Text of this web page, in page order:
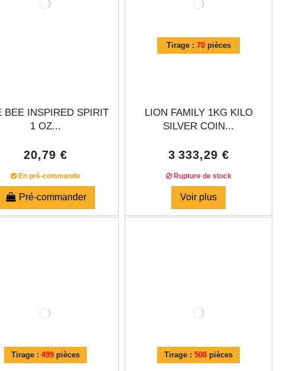
BEE INSPIRED SPIRIT
1 OZ...
20,79 €
En pré-commande
Pré-commander
Tirage : 70pièces
LION FAMILY 1KG KILO
SILVER COIN...
3 333,29 €
Rupture de stock
Voir plus
Tirage : 499pièces Tirage :500 pièces